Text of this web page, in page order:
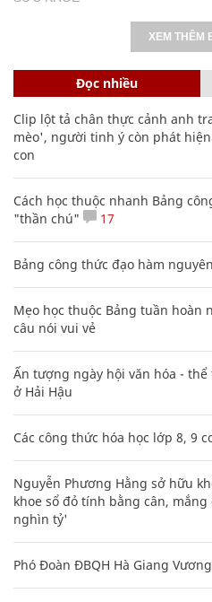
XEM THÊM
Đọc nhiều
Clip lột tả chân thực cảnh anh
mèo', người tinh ý còn phát
con
Cách học thuộc nhanh Bảng
"thần chú"
17
Bảng công thức đạo hàm
Mẹo học thuộc Bảng tuần hoàn
câu nói vui vẻ
Ấn tượng ngày hội văn hóa -
ở Hải Hậu
Các công thức hóa học lớp 8, 9
Nguyễn Phương Hằng sở hữu
khoe sổ đỏ tính bằng cân,
nghìn tỷ'
Phó Đoàn ĐBQH Hà Giang